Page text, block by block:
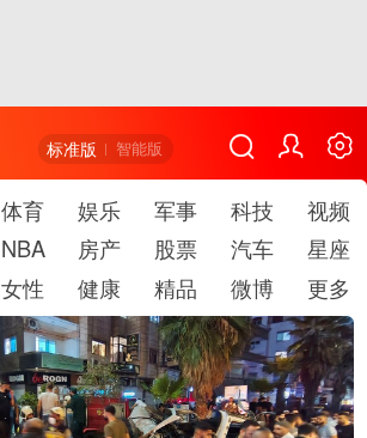
标准版 智能版
体育 娱乐 军事 科技
视频
NBA 房产 股票 汽车
星座
女性 健康 精品 微博 更多